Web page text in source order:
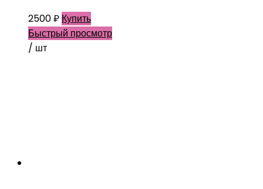
2500₽ Купить
Быстрый просмотр
/ шт